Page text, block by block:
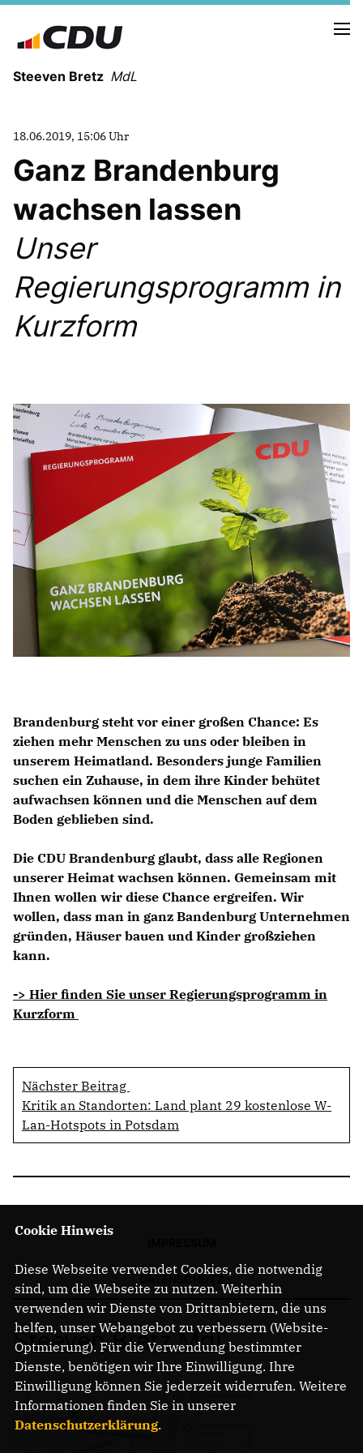
Steeven Bretz MdL
VITA
WAHLKREISBESUCHE
CDU Deutschland
CDU Fraktion im Brandenburger Landtag
CDU Brandenburg
CDU Potsdam
18.06.2019, 15:06 Uhr
Ganz Brandenburg
wachsen lassen
Unser
Regierungsprogramm in
Kurzform
Brandenburg steht vor einer großen Chance: Es
ziehen mehr Menschen zu uns oder bleiben in
unserem Heimatland. Besonders junge Familien
suchen ein Zuhause, in dem ihre Kinder behütet
aufwachsen können und die Menschen auf dem
Boden geblieben sind.
Die CDU Brandenburg glaubt, dass alle Regionen
unserer Heimat wachsen können. Gemeinsam mit
Ihnen wollen wir diese Chance ergreifen. Wir
wollen, dass man in ganz Bandenburg Unternehmen
gründen, Häuser bauen und Kinder großziehen
kann.
-> Hier finden Sie unser Regierungsprogramm in
Kurzform
Nächster Beitrag
Kritik an Standorten: Land plant 29 kostenlose W-
Lan-Hotspots in Potsdam
Steeven Bretz MdL
Cookie Hinweis
Diese Webseite verwendet Cookies, die notwendig
sind, um die Webseite zu nutzen. Weiterhin
verwenden wir Dienste von Drittanbietern, die uns
helfen, unser Webangebot zu verbessern (Website-
Optmierung). Für die Verwendung bestimmter
Dienste, benötigen wir Ihre Einwilligung. Ihre
Einwilligung können Sie jederzeit widerrufen. Weitere
Informationen finden Sie in unserer
Datenschutzerklärung.